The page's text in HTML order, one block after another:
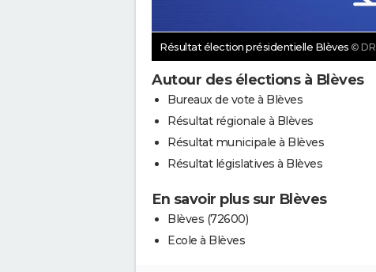
Résultat élection présidentielle Blèves © DR
Autour des élections à Blèves
Bureaux de vote à Blèves
Résultat régionale à Blèves
Résultat municipale à Blèves
Résultat législatives à Blèves
En savoir plus sur Blèves
Blèves (72600)
Ecole à Blèves